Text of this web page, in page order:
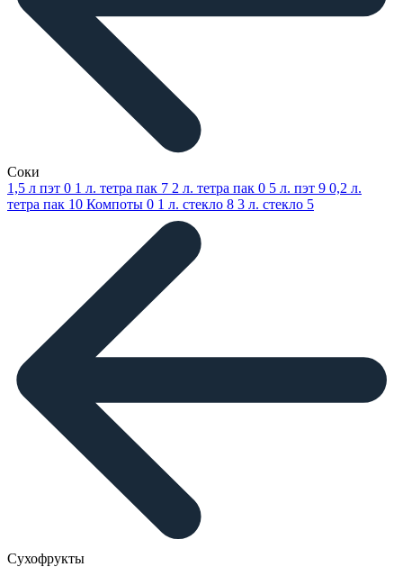
Соки
1,5 л пэт 0 1 л. тетра пак 7 2 л. тетра пак 0 5 л. пэт 9 0,2 л.
тетра пак 10 Компоты 0 1 л. стекло 8 3 л. стекло 5
Сухофрукты